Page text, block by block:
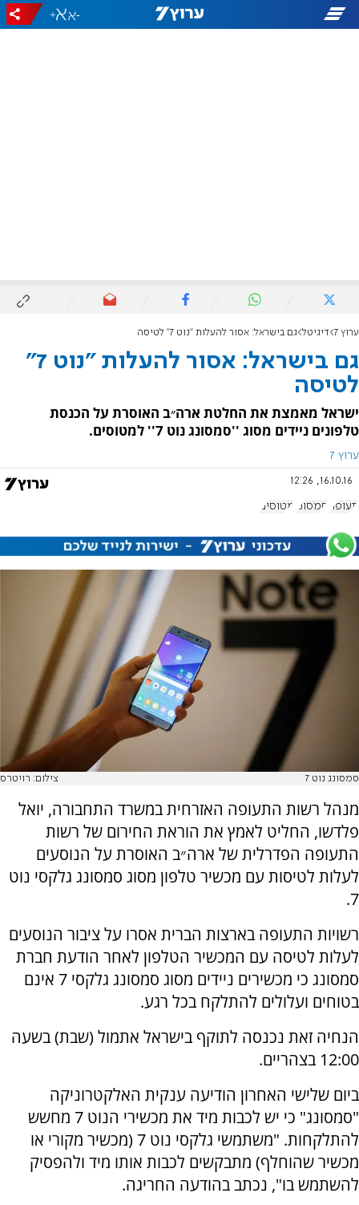
-
+
ערוץ 7 דיגיטל גם בישראל: אסור להעלות "נוט 7" לטיסה
גם בישראל: אסור להעלות "נוט 7"
לטיסה
ישראל מאמצת את החלטת ארה״ב האוסרת על הכנסת
טלפונים ניידים מסוג ''סמסונג נוט 7'' למטוסים.
ערוץ 7
16.10.16, 12:26
תעופה סמסונג מטוסים
סמסונג נוט 7 צילום: רויטרס
מנהל רשות התעופה האזרחית במשרד התחבורה, יואל
פלדשו, החליט לאמץ את הוראת החירום של רשות
התעופה הפדרלית של ארה״ב האוסרת על הנוסעים
לעלות לטיסות עם מכשיר טלפון מסוג סמסונג גלקסי נוט
7.
רשויות התעופה בארצות הברית אסרו על ציבור הנוסעים
לעלות לטיסה עם המכשיר הטלפון לאחר הודעת חברת
סמסונג כי מכשירים ניידים מסוג סמסונג גלקסי 7 אינם
בטוחים ועלולים להתלקח בכל רגע.
הנחיה זאת נכנסה לתוקף בישראל אתמול (שבת) בשעה
12:00 בצהריים.
ביום שלישי האחרון הודיעה ענקית האלקטרוניקה
"סמסונג" כי יש לכבות מיד את מכשירי הנוט 7 מחשש
להתלקחות. "משתמשי גלקסי נוט 7 (מכשיר מקורי או
מכשיר שהוחלף) מתבקשים לכבות אותו מיד ולהפסיק
להשתמש בו", נכתב בהודעה החריגה.